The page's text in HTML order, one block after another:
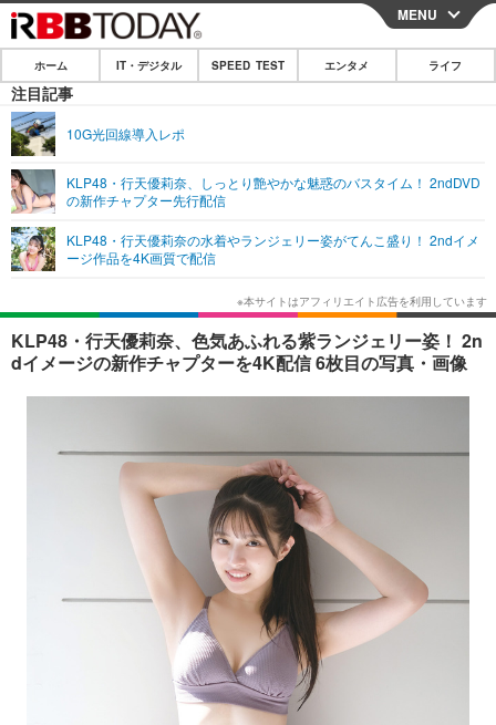
CLOSE
ホーム
IT・デジタル
ネタ
ショッピング その他
SPEED TEST
エンタメ
エンタメTOP
韓国・芸能
音楽 スポーツ
ライフ
ライフTOP グルメ
ペット ショッピング
その他
リリース一覧
プッシュ通知の停止方法
MENU
ホーム IT・デジタル SPEED TEST エンタメ ライフ
注目記事
10G光回線導入レポ
KLP48・行天優莉奈、しっとり艶やかな魅惑のバスタイム！ 2ndDVD
の新作チャプター先行配信
KLP48・行天優莉奈の水着やランジェリー姿がてんこ盛り！ 2ndイメ
ージ作品を4K画質で配信
KLP48・行天優莉奈、色気あふれる紫ランジェリー姿！ 2n
dイメージの新作チャプターを4K配信 6枚目の写真・画像